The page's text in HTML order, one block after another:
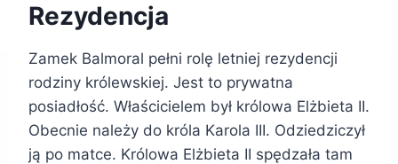
Rezydencja
Zamek Balmoral pełni rolę letniej rezydencji
rodziny królewskiej. Jest to prywatna
posiadłość. Właścicielem był królowa Elżbieta II.
Obecnie należy do króla Karola III. Odziedziczył
ją po matce. Królowa Elżbieta II spędzała tam